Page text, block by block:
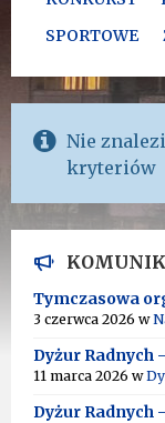
SPORTOWE
Nie
kryteriów
Tymczasowa
3 czerwca 2026 w
Dyżur Radnych
11 marca 2026 w
Dyżur Radnych